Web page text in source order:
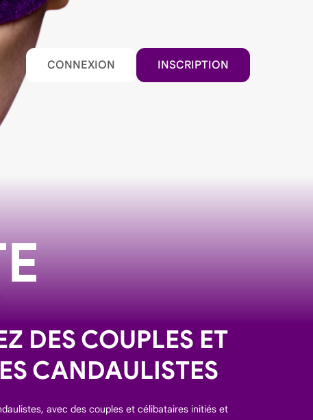
CONNEXION INSCRIPTION
DES COUPLES ET
CANDAULISTES
avec des couples et célibataires initiés et